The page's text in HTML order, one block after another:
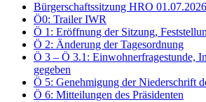
Bürgerschaftssitzung HRO
Ö0: Trailer IWR
Ö 1: Eröffnung der Sitzung,
Ö 2: Änderung der Tagesordnung
Ö 3 – Ö 3.1: Einwohnerfragestunde,
gegeben
Ö 5: Genehmigung der Niederschrift
Ö 6: Mitteilungen des Präsidenten